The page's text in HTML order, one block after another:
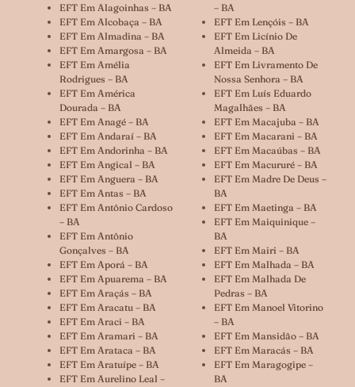
EFT Em Alagoinhas – BA
EFT Em Alcobaça – BA
EFT Em Almadina – BA
EFT Em Amargosa – BA
EFT Em Amélia
Rodrigues – BA
EFT Em América
Dourada – BA
EFT Em Anagé – BA
EFT Em Andaraí – BA
EFT Em Andorinha – BA
EFT Em Angical – BA
EFT Em Anguera – BA
EFT Em Antas – BA
EFT Em Antônio Cardoso
– BA
EFT Em Antônio
Gonçalves – BA
EFT Em Aporá – BA
EFT Em Apuarema – BA
EFT Em Araçás – BA
EFT Em Aracatu – BA
EFT Em Araci – BA
EFT Em Aramari – BA
EFT Em Arataca – BA
EFT Em Aratuípe – BA
EFT Em Aurelino Leal –
– BA
EFT Em Lençóis – BA
EFT Em Licínio De
Almeida – BA
EFT Em Livramento De
Nossa Senhora – BA
EFT Em Luís Eduardo
Magalhães – BA
EFT Em Macajuba – BA
EFT Em Macarani – BA
EFT Em Macaúbas – BA
EFT Em Macururé – BA
EFT Em Madre De Deus –
BA
EFT Em Maetinga – BA
EFT Em Maiquinique –
BA
EFT Em Mairi – BA
EFT Em Malhada – BA
EFT Em Malhada De
Pedras – BA
EFT Em Manoel Vitorino
– BA
EFT Em Mansidão – BA
EFT Em Maracás – BA
EFT Em Maragogipe –
BA